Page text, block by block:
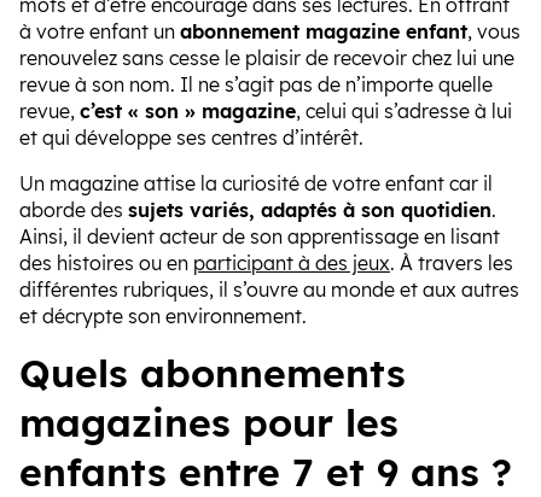
à votre enfant un abonnement magazine enfant, vous
renouvelez sans cesse le plaisir de recevoir chez lui une
revue à son nom. Il ne s’agit pas de n’importe quelle
revue, c’est « son » magazine, celui qui s’adresse à lui
et qui développe ses centres d’intérêt.
Un magazine attise la curiosité de votre enfant car il
aborde des sujets variés, adaptés à son quotidien.
Ainsi, il devient acteur de son apprentissage en lisant
des histoires ou en participant à des jeux. À travers les
différentes rubriques, il s’ouvre au monde et aux autres
et décrypte son environnement.
Quels abonnements
magazines pour les
enfants entre 7 et 9 ans ?